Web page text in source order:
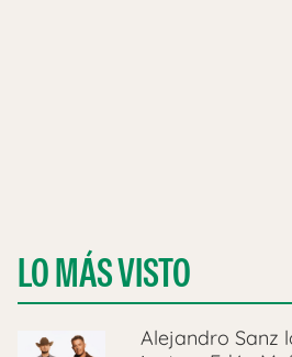
LO MÁS VISTO
Alejandro Sanz